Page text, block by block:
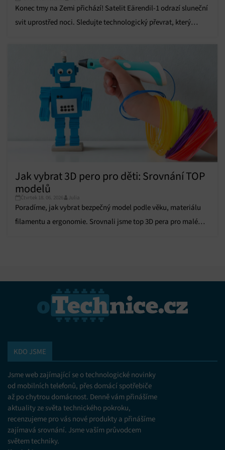
zařízení na základě automaticky přenášených
zobrazování reklamy a obsahu, Ukládání a sdělování
voleb ochrany osobních údajů.
Konec tmy na Zemi přichází! Satelit Eärendil-1 odrazí sluneční
svit uprostřed noci. Sledujte technologický převrat, který
Jak vybrat 3D pero pro děti: Srovnání TOP
modelů
Čtvrtek 18. 06. 2026 Julia
Poradíme, jak vybrat bezpečný model podle věku, materiálu
filamentu a ergonomie. Srovnali jsme top 3D pera pro malé
KDO JSME
Jsme web zajímající se o technologické novinky
od mobilních telefonů, přes domácí spotřebiče
až po chytrou domácnost. Denně vám přinášíme
aktuality ze světa technického pokroku,
recenzujeme pro vás nové produkty a přinášíme
zajímavá srovnání. Jsme vaším průvodcem
světem techniky.